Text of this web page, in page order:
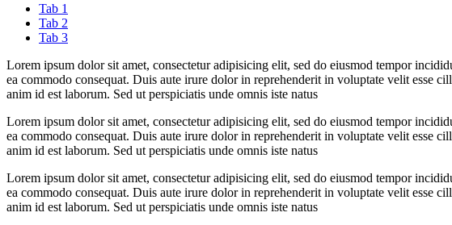
Tab 1
Tab 2
Tab 3
Lorem ipsum dolor sit amet, consectetur adipisicing elit, sed do eiusmod tempor
ea commodo consequat. Duis aute irure dolor in reprehenderit in voluptate velit esse
anim id est laborum. Sed ut perspiciatis unde omnis iste natus
Lorem ipsum dolor sit amet, consectetur adipisicing elit, sed do eiusmod tempor
ea commodo consequat. Duis aute irure dolor in reprehenderit in voluptate velit esse
anim id est laborum. Sed ut perspiciatis unde omnis iste natus
Lorem ipsum dolor sit amet, consectetur adipisicing elit, sed do eiusmod tempor
ea commodo consequat. Duis aute irure dolor in reprehenderit in voluptate velit esse
anim id est laborum. Sed ut perspiciatis unde omnis iste natus